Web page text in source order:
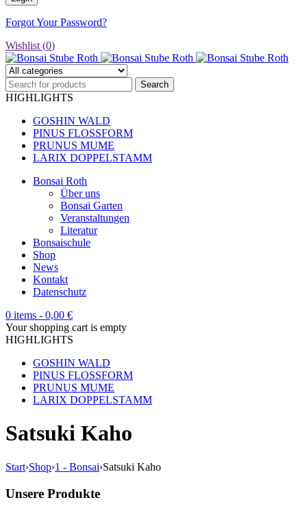
Forgot Your Password?
Wishlist (0)
HIGHLIGHTS
GOSHIN WALD
PINUS FLOSSFORM
PRUNUS MUME
LARIX DOPPELSTAMM
Bonsai Roth
Über uns
Bonsai Garten
Veranstaltungen
Literatur
Bonsaischule
Shop
News
Kontakt
Datenschutz
0 items - 0,00 €
Your shopping cart is empty
HIGHLIGHTS
GOSHIN WALD
PINUS FLOSSFORM
PRUNUS MUME
LARIX DOPPELSTAMM
Satsuki Kaho
Start›Shop›1 - Bonsai›Satsuki Kaho
Unsere Produkte